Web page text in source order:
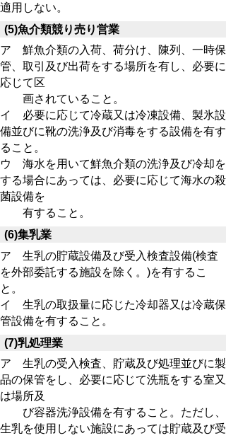
適用しない。
(5)魚介類競り売り営業
ア 鮮魚介類の入荷、荷分け、陳列、一時保
管、取引及び出荷をする場所を有し、必要に
応じて区
画されていること。
イ 必要に応じて冷蔵又は冷凍設備、製氷設
備並びに靴の洗浄及び消毒をする設備を有す
ること。
ウ 海水を用いて鮮魚介類の洗浄及び冷却を
する場合にあっては、必要に応じて海水の殺
菌設備を
有すること。
(6)集乳業
ア 生乳の貯蔵設備及び受入検査設備(検査
を外部委託する施設を除く。)を有するこ
と。
イ 生乳の取扱量に応じた冷却器又は冷蔵保
管設備を有すること。
(7)乳処理業
ア 生乳の受入検査、貯蔵及び処理並びに製
品の保管をし、必要に応じて洗瓶をする室又
は場所及
び容器洗浄設備を有すること。ただし、
生乳を使用しない施設にあっては貯蔵及び受